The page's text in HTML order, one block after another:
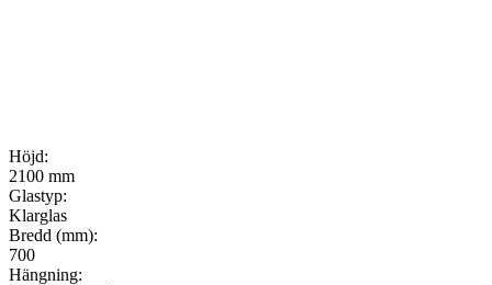
Höjd:
2100 mm
Glastyp:
Klarglas
Bredd (mm):
700
Hängning: